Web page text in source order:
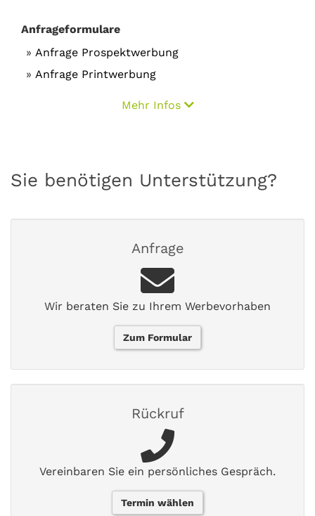
Anfrageformulare
Anfrage Prospektwerbung
Anfrage Printwerbung
Mehr Infos
Sie benötigen Unterstützung?
Anfrage
Wir beraten Sie zu Ihrem Werbevorhaben
Zum Formular
Rückruf
Vereinbaren Sie ein persönliches Gespräch.
Termin wählen